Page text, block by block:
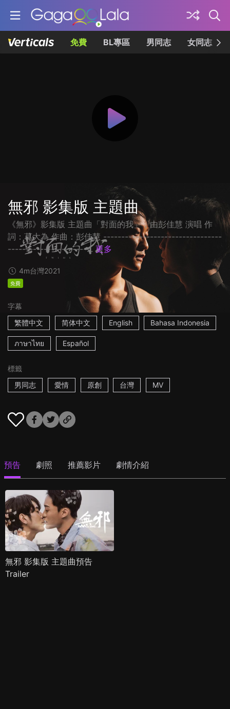
免費 BL專區 男同志 女同志
無邪 影集版 主題曲
《無邪》影集版 主題曲「對面的我」，由彭佳慧 演唱 作
詞：葛大為 作曲：彭佳慧 ---------------------------------
----------------------... 更多
4m台灣2021
免費
字幕
繁體中文
简体中文 English Bahasa Indonesia
ภาษาไทย Español
標籤
男同志
愛情 原創 台灣 MV
預告 劇照 推薦影片 劇情介紹
無邪 影集版 主題曲預告
Trailer